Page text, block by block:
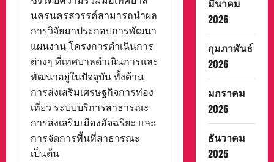
นครนครสวรรค์สามารถนำผล
การวิจัยมาประกอบการพัฒนา
แผนงาน โครงการดำเนินการ
ต่างๆ ที่เทศบาลดำเนินการและ
พัฒนาอยู่ในปัจจุบัน ทั้งด้าน
การส่งเสริมเศรษฐกิจการท่อง
เที่ยว ระบบบริการสาธารณะ
การส่งเสริมเมืองอัจฉริยะ และ
การจัดการพื้นที่สาธารณะ
เป็นต้น
มีนาคม
2026
กุมภาพันธ์
2026
มกราคม
2026
ธันวาคม
2025